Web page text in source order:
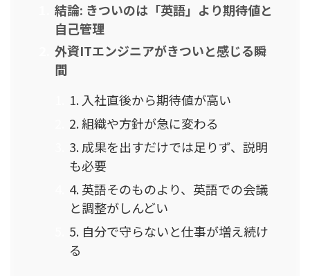
結論: きついのは「英語」より期待値と
自己管理
外資ITエンジニアがきついと感じる瞬
間
1. 入社直後から期待値が高い
2. 組織や方針が急に変わる
3. 成果を出すだけでは足りず、説明
も必要
4. 英語そのものより、英語での会議
と調整がしんどい
5. 自分で守らないと仕事が増え続け
る